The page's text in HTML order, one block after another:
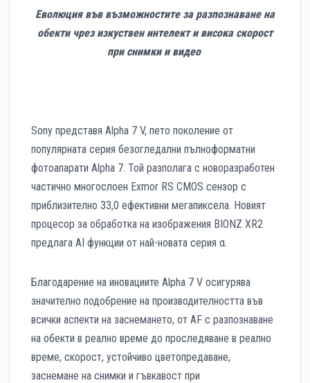
Eволюция във възможностите за разпознаване на
обекти чрез изкуствен интелект и висока скорост
при снимки и видео
Sony представя Alpha 7 V, пето поколение от
популярната серия безогледални пълноформатни
фотоапарати Alpha 7. Той разполага с новоразработен
частично многослоен Exmor RS CMOS сензор с
приблизително 33,0 ефективни мегапиксела. Новият
процесор за обработка на изображения BIONZ XR2
предлага AI функции от най-новата серия α.
Благодарение на иновациите Alpha 7 V осигурява
значително подобрение на производителността във
всички аспекти на заснемането, от AF с разпознаване
на обекти в реално време до проследяване в реално
време, скорост, устойчиво цветопредаване,
заснемане на снимки и гъвкавост при